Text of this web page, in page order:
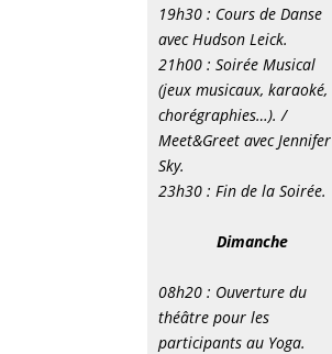
19h30 : Cours de Danse
avec Hudson Leick.
21h00 : Soirée Musical
(jeux musicaux, karaoké,
chorégraphies…). /
Meet&Greet avec Jennifer
Sky.
23h30 : Fin de la Soirée.
Dimanche
08h20 : Ouverture du
théâtre pour les
participants au Yoga.